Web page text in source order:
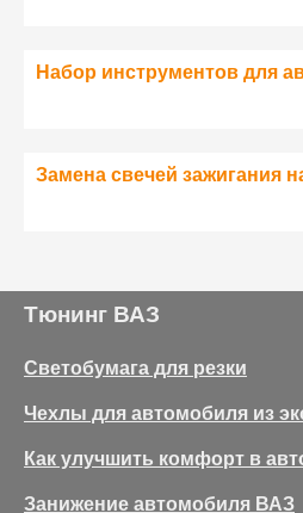
Набор инструментов для
Замена свечей зажигания
Тюнинг ВАЗ
Светобумага для резки
Чехлы для автомобиля из
Как улучшить комфорт в
Занижение автомобиля ВАЗ